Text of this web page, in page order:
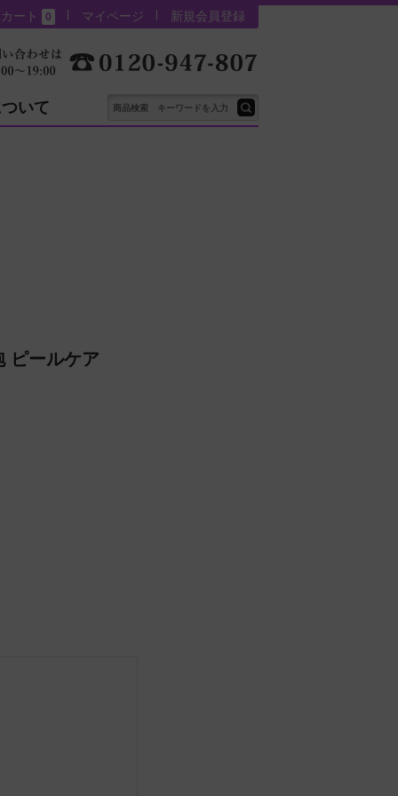
カート 0 マイページ 新規会員登録
いて
ピールケア